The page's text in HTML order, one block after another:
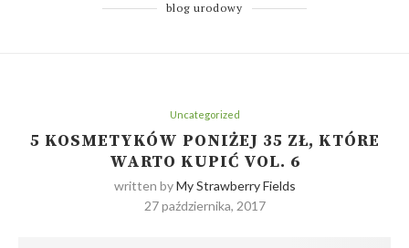
blog urodowy
Uncategorized
5 KOSMETYKÓW PONIŻEJ 35 ZŁ, KTÓRE
WARTO KUPIĆ VOL. 6
written byMy Strawberry Fields
27 października, 2017